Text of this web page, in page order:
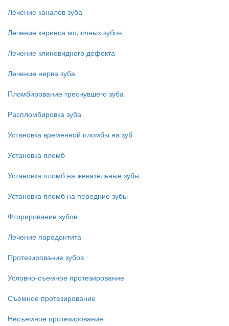
Лечение каналов зуба
Лечение кариеса молочных зубов
Лечение клиновидного дефекта
Лечение нерва зуба
Пломбирование треснувшего зуба
Распломбировка зуба
Установка временной пломбы на зуб
Установка пломб
Установка пломб на жевательные зубы
Установка пломб на передние зубы
Фторирование зубов
Лечение пародонтита
Протезирование зубов
Условно-съемное протезирование
Съемное протезирование
Несъемное протезирование